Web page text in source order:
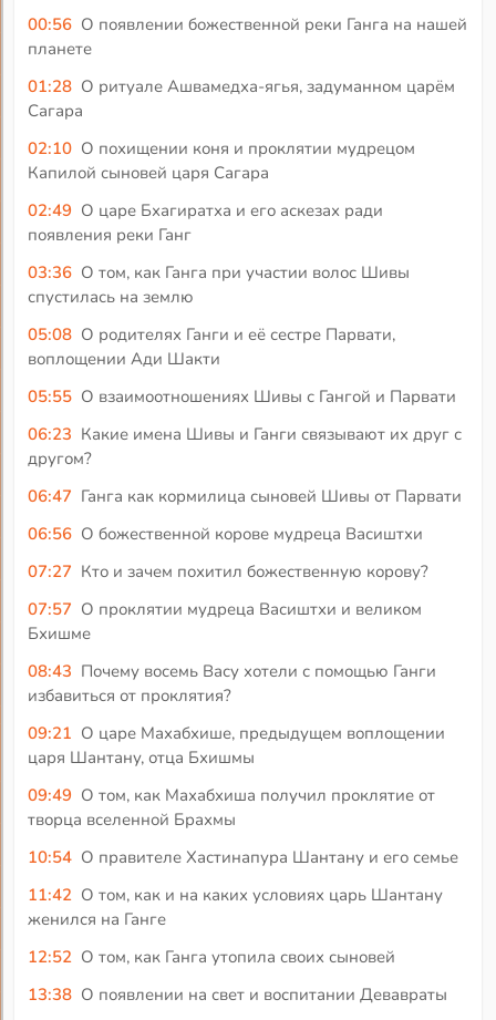
00:56 О появлении божественной реки Ганга на нашей
планете
01:28 О ритуале Ашвамедха-ягья, задуманном царём
Сагара
02:10 О похищении коня и проклятии мудрецом
Капилой сыновей царя Сагара
02:49 О царе Бхагиратха и его аскезах ради
появления реки Ганг
03:36 О том, как Ганга при участии волос Шивы
спустилась на землю
05:08 О родителях Ганги и её сестре Парвати,
воплощении Ади Шакти
05:55 О взаимоотношениях Шивы с Гангой и Парвати
06:23 Какие имена Шивы и Ганги связывают их друг с
другом?
06:47 Ганга как кормилица сыновей Шивы от Парвати
06:56 О божественной корове мудреца Васиштхи
07:27 Кто и зачем похитил божественную корову?
07:57 О проклятии мудреца Васиштхи и великом
Бхишме
08:43 Почему восемь Васу хотели с помощью Ганги
избавиться от проклятия?
09:21 О царе Махабхише, предыдущем воплощении
царя Шантану, отца Бхишмы
09:49 О том, как Махабхиша получил проклятие от
творца вселенной Брахмы
10:54 О правителе Хастинапура Шантану и его семье
11:42 О том, как и на каких условиях царь Шантану
женился на Ганге
12:52 О том, как Ганга утопила своих сыновей
13:38 О появлении на свет и воспитании Девавраты